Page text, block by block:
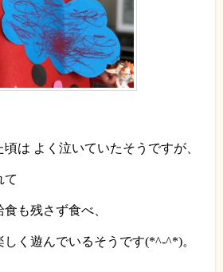
は よく泣いていたそうですが、
て
も残さず食べ、
しく遊んでいるそうです(*^-^*)。